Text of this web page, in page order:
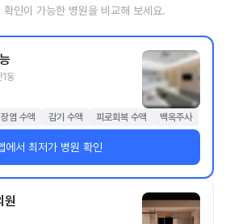
인이 가능한 병원을 비교해 보세요.
동
장염 수액 감기 수액 피로회복 수액 백옥주사
에서 최저가 병원 확인
원